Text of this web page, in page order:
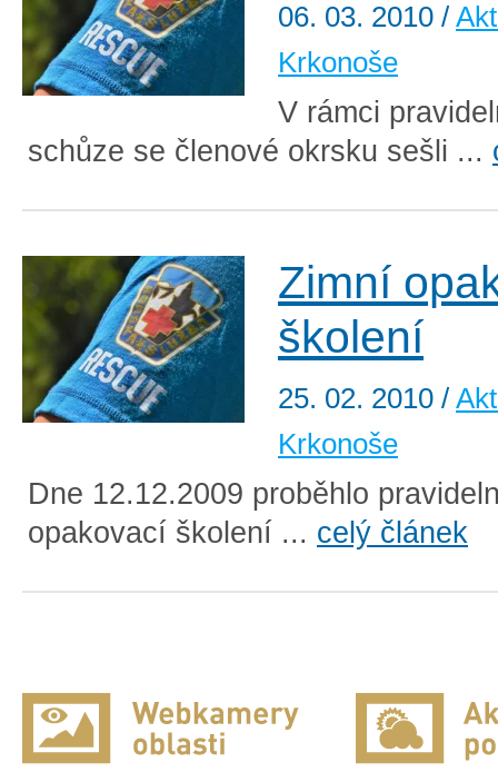
06. 03. 2010 /
Krkonoše
V rámci
schůze se členové okrsku sešli ...
Zimní
školení
25. 02. 2010 /
Krkonoše
Dne 12.12.2009 proběhlo
opakovací školení ... celý článek